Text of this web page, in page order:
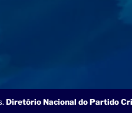
Diretório Nacional do Partido